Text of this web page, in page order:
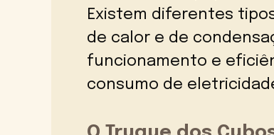
Existem diferentes
de calor e de
funcionamento e
consumo de